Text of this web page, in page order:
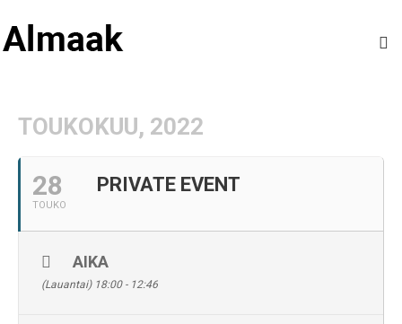
TOUKOKUU, 2022
28
TOUKO
PRIVATE EVENT
AIKA
(Lauantai) 18:00 - 12:46